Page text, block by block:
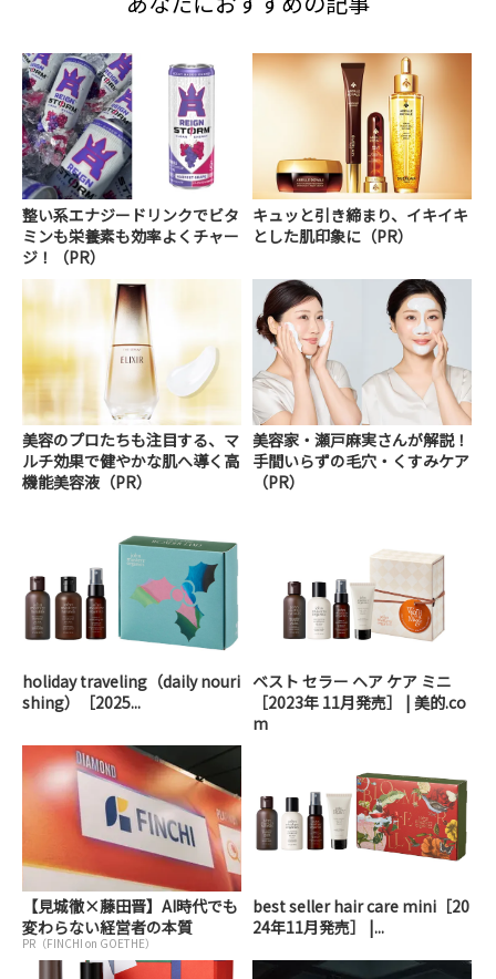
整い系エナジードリンクでビタ
ミンも栄養素も効率よくチャー
ジ！（PR）
キュッと引き締まり、イキイキ
とした肌印象に（PR）
美容のプロたちも注目する、マ
ルチ効果で健やかな肌へ導く高
機能美容液（PR）
美容家・瀬戸麻実さんが解説！
手間いらずの毛穴・くすみケア
（PR）
holiday traveling（daily nouri
shing）［2025...
ベスト セラー ヘア ケア ミニ
［2023年 11月発売］ | 美的.co
m
【見城徹×藤田晋】AI時代でも
変わらない経営者の本質
PR（FINCHI on GOETHE）
best seller hair care mini［20
24年11月発売］ |...